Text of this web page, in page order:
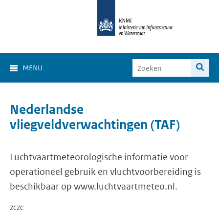
MENU
Nederlandse
vliegveldverwachtingen (TAF)
Luchtvaartmeteorologische informatie voor
operationeel gebruik en vluchtvoorbereiding is
beschikbaar op www.luchtvaartmeteo.nl.
ZCZC